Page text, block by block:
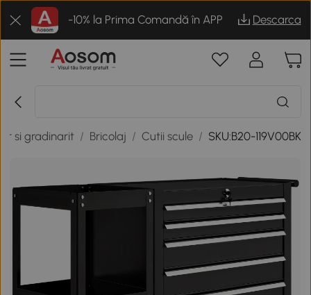
-10% la Prima Comandă în APP Descarca
si gradinarit / Bricolaj / Cutii scule / SKU:B20-119V00BK